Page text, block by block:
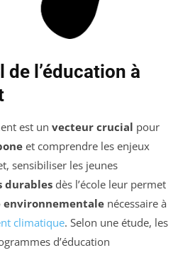
l’éducation à
est un vecteur crucial pour
et comprendre les enjeux
sensibiliser les jeunes
durables dès l’école leur permet
environnementale nécessaire à
climatique. Selon une étude, les
d’éducation